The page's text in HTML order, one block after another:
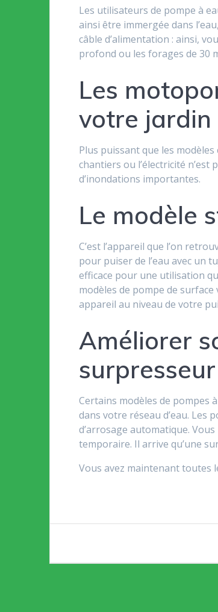
Les utilisateurs de pompe à
ainsi être immergée dans
câble d’alimentation : ainsi,
profond ou les forages de 30
Les
votre jardin
Plus puissant que les
chantiers ou l’électricité
d’inondations importantes.
Le modèle
C’est l’appareil que l’on
pour puiser de l’eau avec un
efficace pour une utilisation
modèles de pompe de
appareil au niveau de votre
Améliorer
surpresseur
Certains modèles de pompes
dans votre réseau d’eau. Les
d’arrosage automatique.
temporaire. Il arrive qu’une
Vous avez maintenant toutes
de